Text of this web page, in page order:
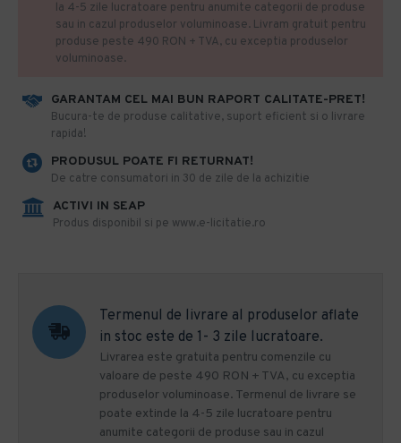
GARANTAM CEL MAI BUN RAPORT CALITATE-PRET!
​Bucura-te de produse calitative, suport eficient si o livrare
rapida!
PRODUSUL POATE FI RETURNAT!
De catre consumatori in 30 de zile de la achizitie
ACTIVI IN SEAP
Produs disponibil si pe www.e-licitatie.ro
la 4-5 zile lucratoare pentru anumite categorii de produse
sau in cazul produselor voluminoase. Livram gratuit pentru
produse peste 490 RON + TVA, cu exceptia produselor
voluminoase.
Termenul de livrare al produselor aflate
in stoc este de 1- 3 zile lucratoare.
Livrarea este gratuita pentru comenzile cu
valoare de peste 490 RON + TVA, cu exceptia
produselor voluminoase. Termenul de livrare se
poate extinde la 4-5 zile lucratoare pentru
anumite categorii de produse sau in cazul